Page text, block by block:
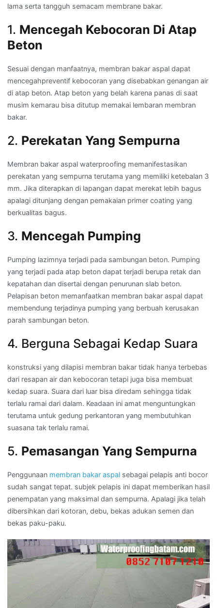
lama serta tangguh semacam membrane bakar.
1. Mencegah Kebocoran Di Atap
Beton
Sesuai dengan manfaatnya, membran bakar aspal dapat
mencegahpreventif kebocoran yang disebabkan genangan air
di atap beton. Atap beton yang belah karena panas di saat
musim kemarau bisa ditutup memakai lembaran membran
bakar.
2. Perekatan Yang Sempurna
Membran bakar aspal waterproofing memanifestasikan
perekatan yang sempurna terutama yang memiliki ketebalan 3
mm. Jika diterapkan di lapangan dapat merekat lebih bagus
apalagi ditunjang dengan pemakaian primer coating yang
berkualitas bagus.
3. Mencegah Pumping
Pumping lazimnya terjadi pada sambungan beton. Pumping
yang terjadi pada atap beton dapat terjadi berupa retak dan
kepatahan dan disertai dengan penurunan slab beton.
Pelapisan beton memanfaatkan membran bakar aspal dapat
membendung terjadinya pumping yang berbuah kerusakan
parah sambungan beton.
4. Berguna Sebagai Kedap Suara
konstruksi yang dilapisi membran bakar tidak hanya terbebas
dari resapan air dan kebocoran tetapi juga bisa membuat
kedap suara. Suara dari luar bisa diredam sehingga tidak
terlalu ramai dari dalam. Keadaan ini amat menguntungkan
terutama untuk gedung perkantoran yang membutuhkan
suasana tak terlalu ramai.
5. Pemasangan Yang Sempurna
Penggunaan membran bakar aspal sebagai pelapis anti bocor
sudah sangat tepat. subjek pelapis ini dapat memberikan hasil
penempatan yang maksimal dan sempurna. Apalagi jika telah
dibersihkan dari kotoran, debu, bekas adukan semen dan
bekas paku-paku.